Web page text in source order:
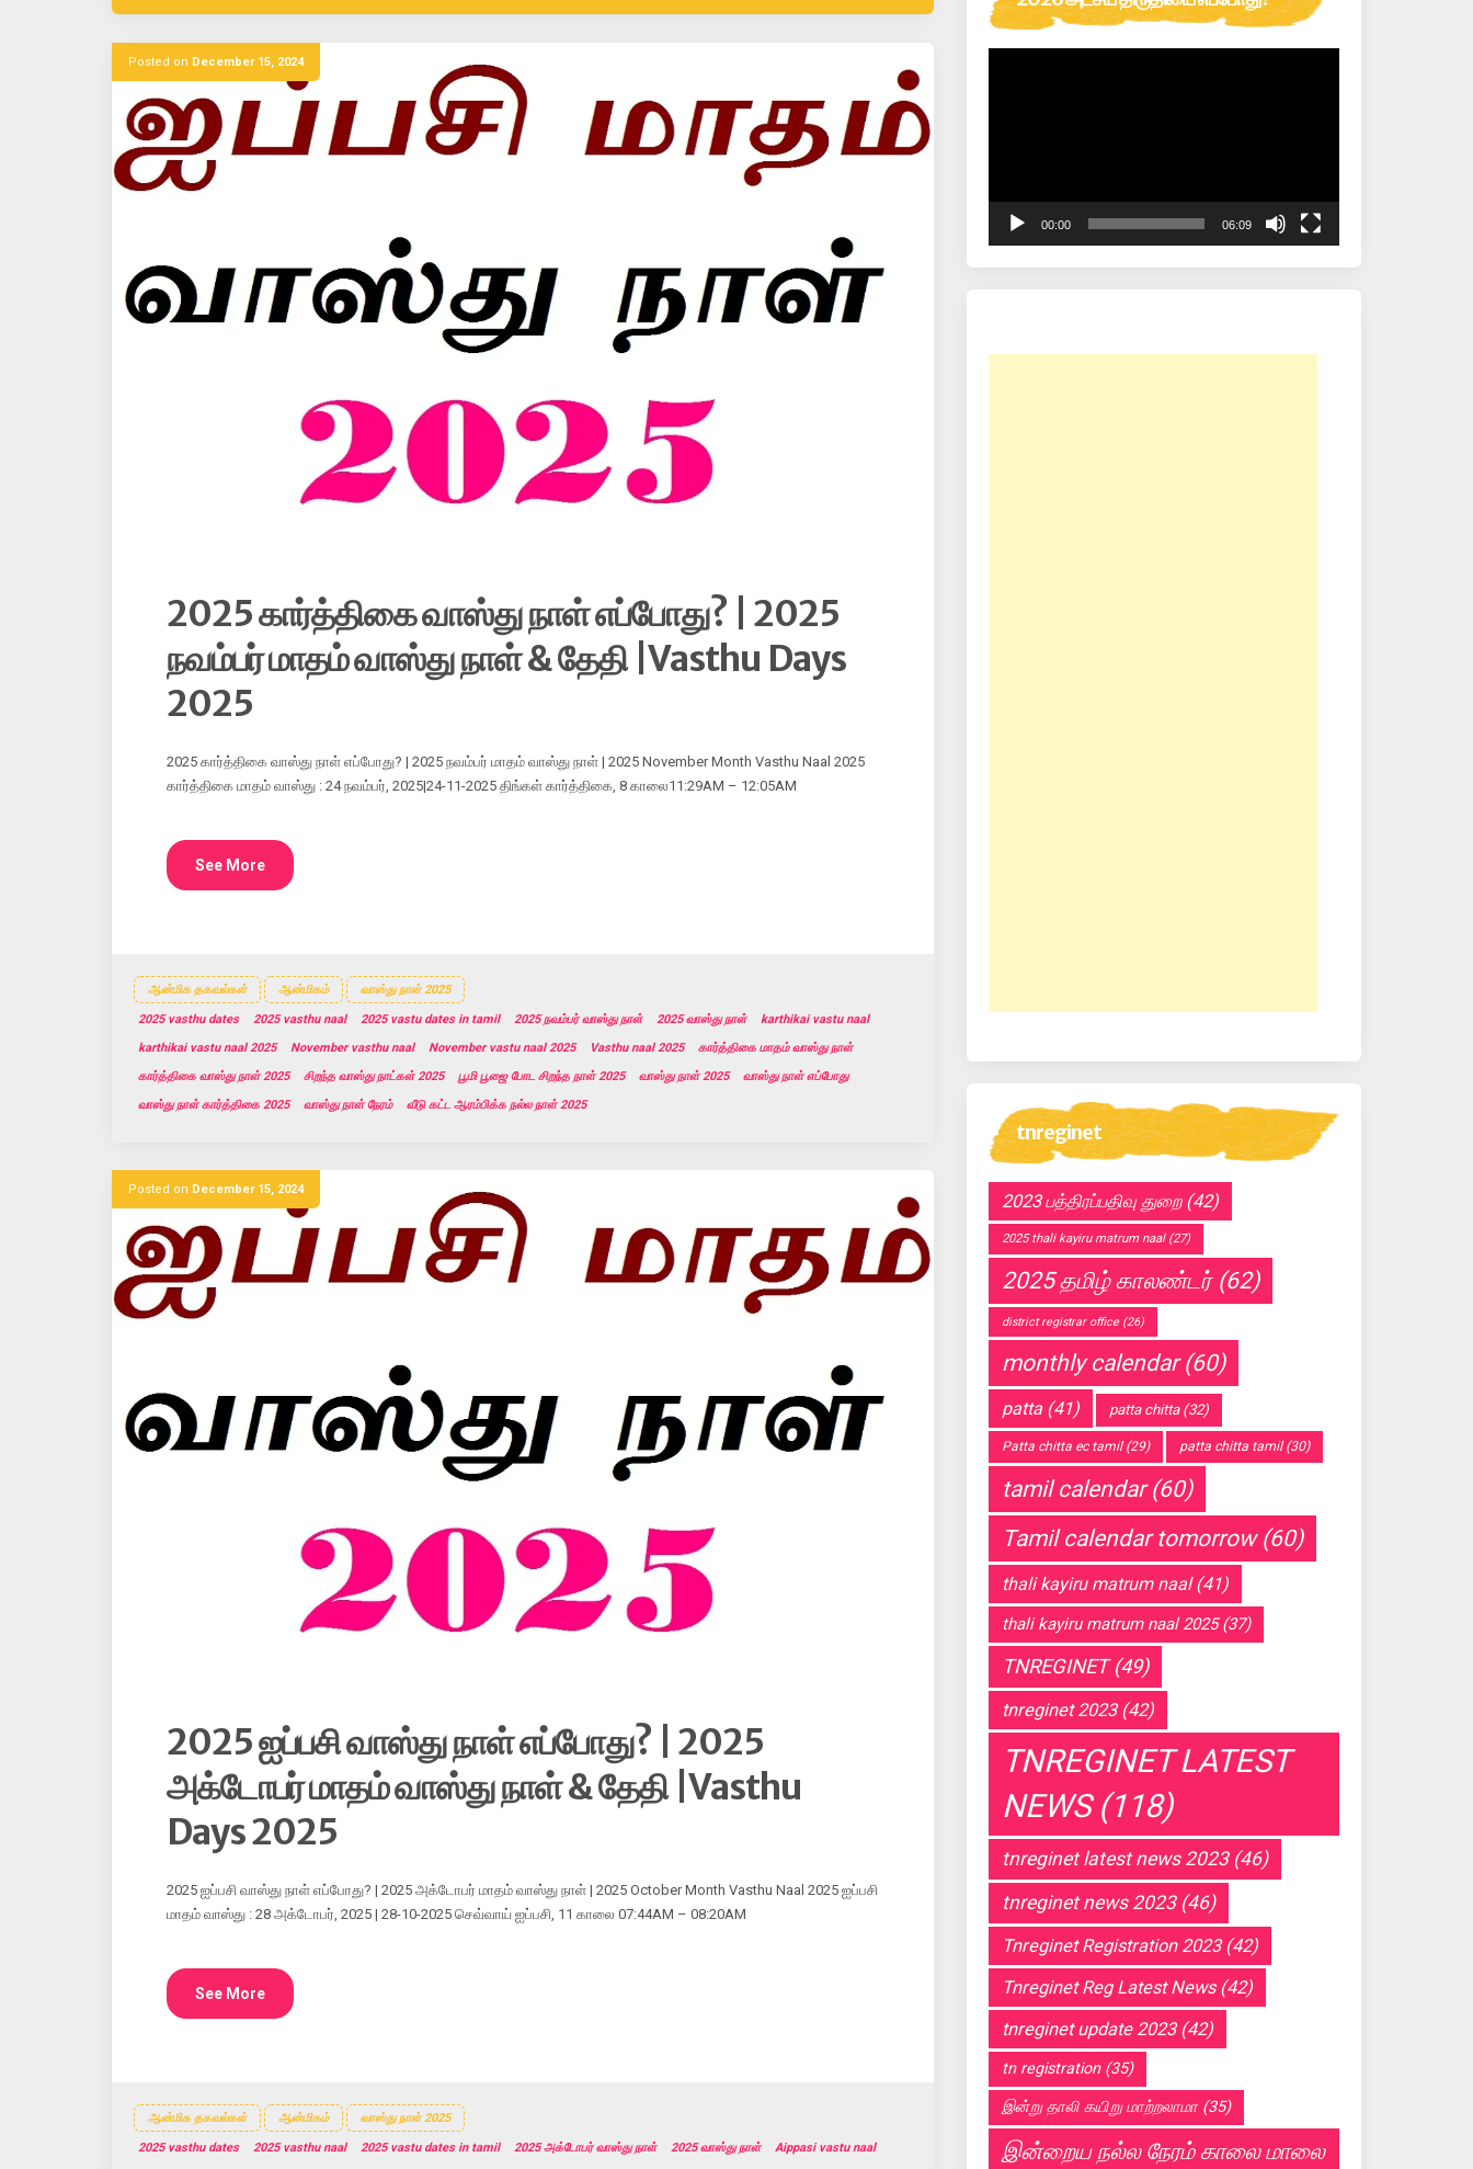
Posted on December 15, 2024
2025 கார்த்திகை வாஸ்து நாள் எப்போது? | 2025
நவம்பர் மாதம் வாஸ்து நாள் & தேதி |Vasthu Days
2025
2025 கார்த்திகை வாஸ்து நாள் எப்போது? | 2025 நவம்பர் மாதம் வாஸ்து நாள் | 2025 November Month Vasthu Naal 2025
கார்த்திகை மாதம் வாஸ்து : 24 நவம்பர், 2025|24-11-2025 திங்கள் கார்த்திகை, 8 காலை11:29AM – 12:05AM
See More
ஆன்மிக தகவல்கள் ஆன்மிகம் வாஸ்து நாள் 2025
2025 vasthu dates 2025 vasthu naal 2025 vastu dates in tamil 2025 நவம்பர் வாஸ்து நாள் 2025 வாஸ்து நாள்
karthikai vastu naal
karthikai vastu naal 2025
November vasthu naal November vastu naal 2025 Vasthu naal 2025
கார்த்திகை மாதம் வாஸ்து நாள்
கார்த்திகை வாஸ்து நாள் 2025
சிறந்த வாஸ்து நாட்கள் 2025 பூமி பூஜை போட சிறந்த நாள் 2025 வாஸ்து நாள் 2025
வாஸ்து நாள் எப்போது
வாஸ்து நாள் கார்த்திகை 2025
வாஸ்து நாள் நேரம் வீடு கட்ட ஆரம்பிக்க நல்ல நாள் 2025
Posted on December 15, 2024
2025 ஐப்பசி வாஸ்து நாள் எப்போது? | 2025
அக்டோபர் மாதம் வாஸ்து நாள் & தேதி |Vasthu
Days 2025
2025 ஐப்பசி வாஸ்து நாள் எப்போது? | 2025 அக்டோபர் மாதம் வாஸ்து நாள் | 2025 October Month Vasthu Naal 2025 ஐப்பசி
மாதம் வாஸ்து : 28 அக்டோபர், 2025 | 28-10-2025 செவ்வாய் ஐப்பசி, 11 காலை 07:44AM – 08:20AM
See More
ஆன்மிக தகவல்கள் ஆன்மிகம் வாஸ்து நாள் 2025
2025 vasthu dates 2025 vasthu naal 2025 vastu dates in tamil 2025 அக்டோபர் வாஸ்து நாள் 2025 வாஸ்து நாள்
Aippasi vastu naal
00:00 06:09
tnreginet
2023 பத்திரப்பதிவு துறை(42)
2025 thali kayiru matrum naal(27)
2025 தமிழ் காலண்டர்(62)
district registrar office (26)
monthly calendar(60)
patta (41) patta chitta(32)
Patta chitta ec tamil(29) patta chitta tamil(30)
tamil calendar(60)
Tamil calendar tomorrow(60)
thali kayiru matrum naal(41)
thali kayiru matrum naal 2025(37)
TNREGINET(49)
tnreginet 2023(42)
TNREGINET LATEST
NEWS(118)
tnreginet latest news 2023(46)
tnreginet news 2023(46)
Tnreginet Registration 2023(42)
Tnreginet Reg Latest News(42)
tnreginet update 2023(42)
tn registration(35)
இன்று தாலி கயிறு மாற்றலாமா(35)
இன்றைய நல்ல நேரம் காலை மாலை